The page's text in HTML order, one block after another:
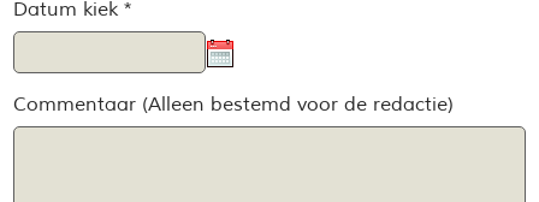
Datum kiek *
Commentaar (Alleen bestemd voor de redactie)